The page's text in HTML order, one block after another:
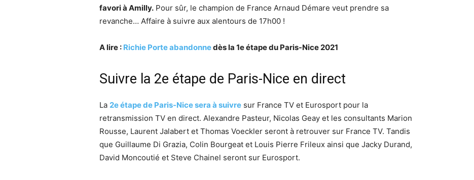
favori à Amilly. Pour sûr, le champion de France Arnaud Démare veut prendre sa
revanche… Affaire à suivre aux alentours de 17h00 !
A lire : Richie Porte abandonnedès la 1e étape du Paris-Nice 2021
Suivre la 2e étape de Paris-Nice en direct
La 2e étape de Paris-Nice sera à suivre sur France TV et Eurosport pour la
retransmission TV en direct. Alexandre Pasteur, Nicolas Geay et les consultants Marion
Rousse, Laurent Jalabert et Thomas Voeckler seront à retrouver sur France TV. Tandis
que Guillaume Di Grazia, Colin Bourgeat et Louis Pierre Frileux ainsi que Jacky Durand,
David Moncoutié et Steve Chainel seront sur Eurosport.